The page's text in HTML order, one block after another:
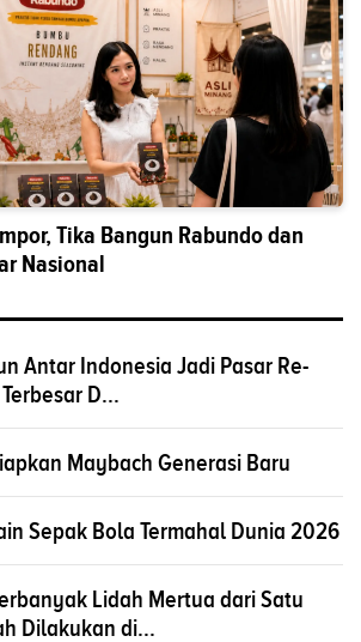
Tika Bangun Rabundo dan
Nasional
Antar Indonesia Jadi Pasar Re-
D...
Maybach Generasi Baru
Sepak Bola Termahal Dunia 2026
Lidah Mertua dari Satu
Dilakukan di...